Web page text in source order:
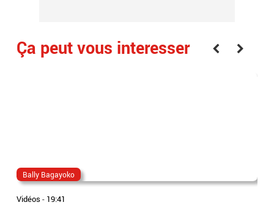
Ça peut vous interesser
Bally Bagayoko
Vidéos - 19:41